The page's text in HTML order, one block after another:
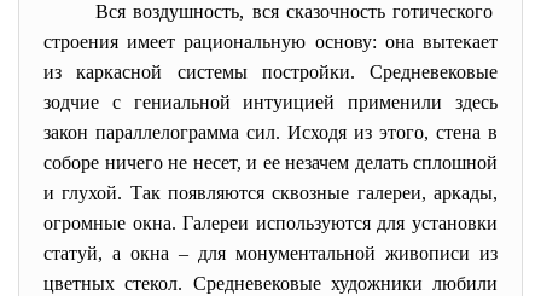
Вся воздушность, вся сказочность готического
строения имеет рациональную основу: она вытекает
из каркасной системы постройки. Средневековые
зодчие с гениальной интуицией применили здесь
закон параллелограмма сил. Исходя из этого, стена в
соборе ничего не несет, и ее незачем делать сплошной
и глухой. Так появляются сквозные галереи, аркады,
огромные окна. Галереи используются для установки
статуй, а окна – для монументальной живописи из
цветных стекол. Средневековые художники любили